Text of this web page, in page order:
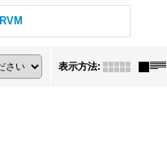
表示方法: